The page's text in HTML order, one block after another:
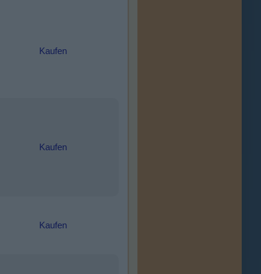
Kaufen
Kaufen
Kaufen